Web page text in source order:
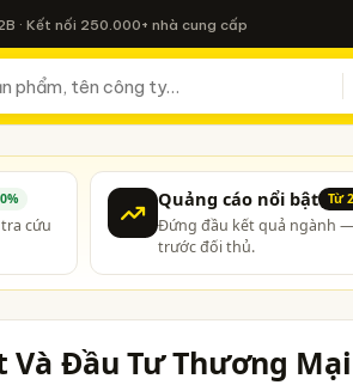
· Kết nối 250.000+ nhà cung cấp
cứu
Quảng cáo nổi bật Từ
Đứng đầu kết quả ngành
trước đối thủ.
Và Đầu Tư Thương